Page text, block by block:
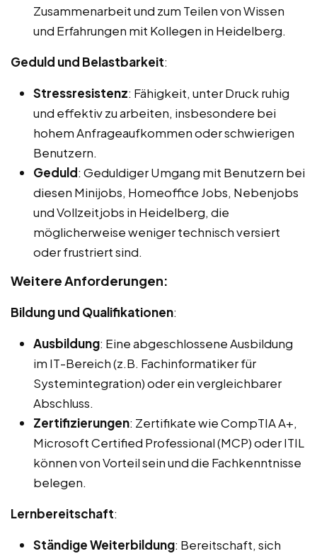
Zusammenarbeit und zum Teilen von Wissen
und Erfahrungen mit Kollegen in Heidelberg.
Geduld und Belastbarkeit:
Stressresistenz: Fähigkeit, unter Druck ruhig
und effektiv zu arbeiten, insbesondere bei
hohem Anfrageaufkommen oder schwierigen
Benutzern.
Geduld: Geduldiger Umgang mit Benutzern bei
diesen Minijobs, Homeoffice Jobs, Nebenjobs
und Vollzeitjobs in Heidelberg, die
möglicherweise weniger technisch versiert
oder frustriert sind.
Weitere Anforderungen:
Bildung und Qualifikationen:
Ausbildung: Eine abgeschlossene Ausbildung
im IT-Bereich (z.B. Fachinformatiker für
Systemintegration) oder ein vergleichbarer
Abschluss.
Zertifizierungen: Zertifikate wie CompTIA A+,
Microsoft Certified Professional (MCP) oder ITIL
können von Vorteil sein und die Fachkenntnisse
belegen.
Lernbereitschaft:
Ständige Weiterbildung: Bereitschaft, sich